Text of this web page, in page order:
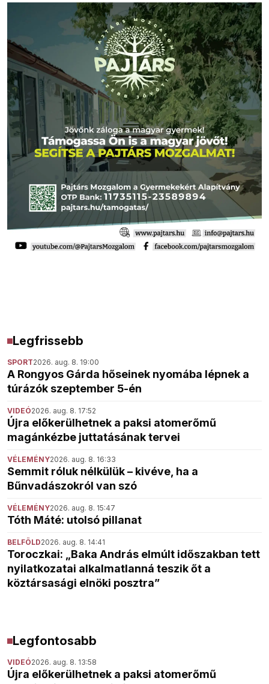
Legfrissebb
SPORT2026. aug. 8. 19:00
A Rongyos Gárda hőseinek nyomába lépnek a
túrázók szeptember 5-én
VIDEÓ2026. aug. 8. 17:52
Újra előkerülhetnek a paksi atomerőmű
magánkézbe juttatásának tervei
VÉLEMÉNY2026. aug. 8. 16:33
Semmit róluk nélkülük – kivéve, ha a
Bűnvadászokról van szó
VÉLEMÉNY2026. aug. 8. 15:47
Tóth Máté: utolsó pillanat
BELFÖLD2026. aug. 8. 14:41
Toroczkai: „Baka András elmúlt időszakban tett
nyilatkozatai alkalmatlanná teszik őt a
köztársasági elnöki posztra”
Legfontosabb
VIDEÓ2026. aug. 8. 13:58
Újra előkerülhetnek a paksi atomerőmű